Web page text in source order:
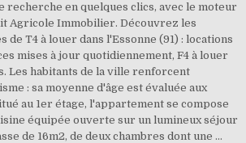
recherche en quelques clics, avec le moteur
Agricole Immobilier. Découvrez les
de T4 à louer dans l'Essonne (91) : locations
mises à jour quotidiennement, F4 à louer
Les habitants de la ville renforcent
: sa moyenne d'âge est évaluée aux
au 1er étage, l'appartement se compose
équipée ouverte sur un lumineux séjour
de 16m2, de deux chambres dont une …